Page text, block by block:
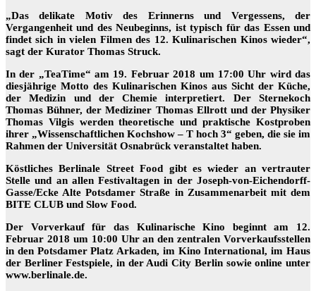
„Das delikate Motiv des Erinnerns und Vergessens, der
Vergangenheit und des Neubeginns, ist typisch für das Essen und
findet sich in vielen Filmen des 12. Kulinarischen Kinos wieder“,
sagt der Kurator Thomas Struck.
In der „TeaTime“ am 19. Februar 2018 um 17:00 Uhr wird das
diesjährige Motto des Kulinarischen Kinos aus Sicht der Küche,
der Medizin und der Chemie interpretiert. Der Sternekoch
Thomas Bühner, der Mediziner Thomas Ellrott und der Physiker
Thomas Vilgis werden theoretische und praktische Kostproben
ihrer „Wissenschaftlichen Kochshow – T hoch 3“ geben, die sie im
Rahmen der Universität Osnabrück veranstaltet haben.
Köstliches Berlinale Street Food gibt es wieder an vertrauter
Stelle und an allen Festivaltagen in der Joseph-von-Eichendorff-
Gasse/Ecke Alte Potsdamer Straße in Zusammenarbeit mit dem
BITE CLUB und Slow Food.
Der Vorverkauf für das Kulinarische Kino beginnt am 12.
Februar 2018 um 10:00 Uhr an den zentralen Vorverkaufsstellen
in den Potsdamer Platz Arkaden, im Kino International, im Haus
der Berliner Festspiele, in der Audi City Berlin sowie online unter
www.berlinale.de.